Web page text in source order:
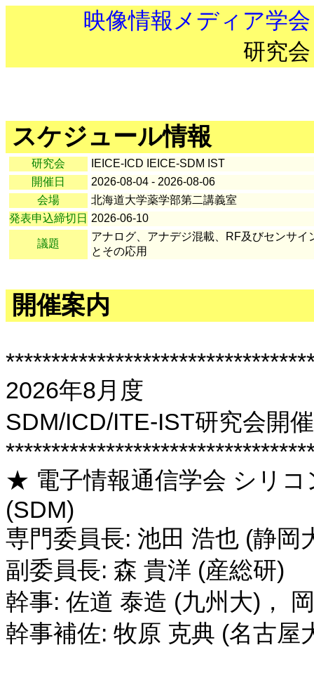
映像情報メディア学
研究
スケジュール情報
研究会
IEICE-ICD IEICE-SDM IST
開催日
2026-08-04 - 2026-08-06
会場
北海道大学薬学部第二講義室
発表申込締切日 2026-06-10
議題
アナログ、アナデジ混載、RF及びセンサ
とその応用
開催案内
2026年8月度
SDM/ICD/ITE-IST研究会開
★ 電子情報通信学会 シリ
(SDM)
専門委員長: 池田 浩也 (静岡
副委員長: 森 貴洋 (産総研)
幹事: 佐道 泰造 (九州大)，
幹事補佐: 牧原 克典 (名古屋